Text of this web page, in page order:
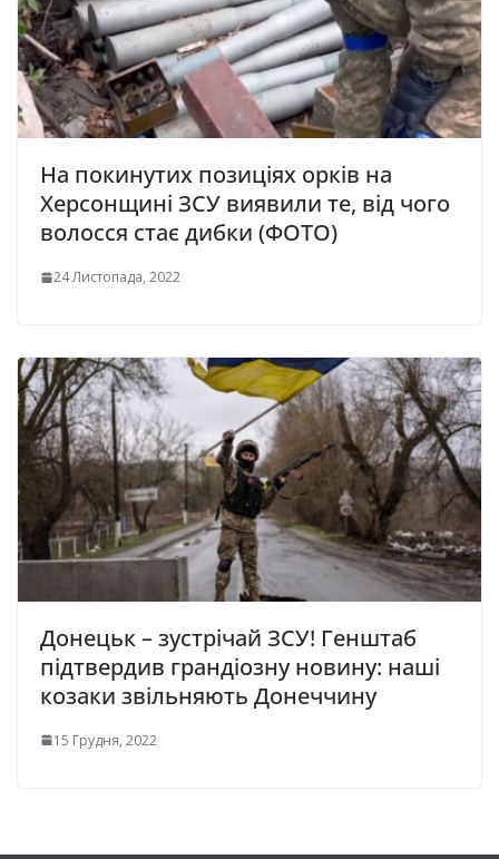
На покинутих позиціях орків на
Херсонщині ЗСУ виявили те, від чого
волосся стає дибки (ФОТО)
24 Листопада, 2022
Донецьк – зустрічай ЗСУ! Генштаб
підтвердив грандіозну новину: наші
козаки звільняють Донеччину
15 Грудня, 2022